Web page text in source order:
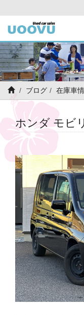
ブログ 在庫車
ホンダ モビ